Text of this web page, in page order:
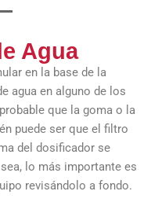
Agua
en la base de la
agua en alguno de los
que la goma o la
puede ser que el filtro
del dosificador se
lo más importante es
revisándolo a fondo.